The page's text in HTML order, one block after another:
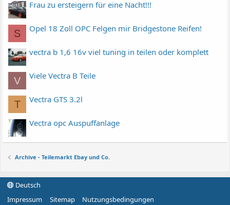
Frau zu ersteigern für eine Nacht!!!
S Opel 18 Zoll OPC Felgen mir Bridgestone Reifen!
vectra b 1,6 16v viel tuning in teilen oder komplett
V Viele Vectra B Teile
T Vectra GTS 3.2l
Vectra opc Auspuffanlage
Archive - Teilemarkt Ebay und Co.
Deutsch
Impressum
Sitemap
Nutzungsbedingungen